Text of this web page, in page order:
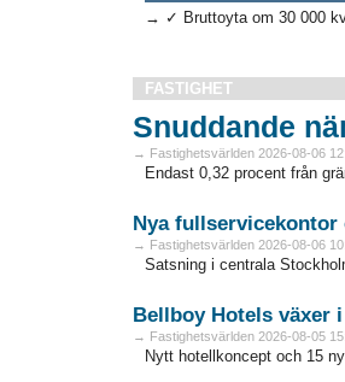
→ ✓ Bruttoyta om 30 000
FASTIGHET
Snuddande
→ Fastighetsvärlden 2026-08-06
Endast 0,32 procent från
Nya fullservicekontor
→ Fastighetsvärlden 2026-08-06
Satsning i centrala
Bellboy Hotels växer
→ Fastighetsvärlden 2026-08-05
Nytt hotellkoncept och 15